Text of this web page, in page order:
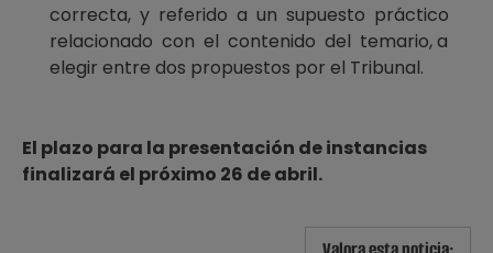
correcta, y referido a un supuesto práctico
relacionado con el contenido del temario, a
elegir entre dos propuestos por el Tribunal.
El plazo para la presentación de instancias
finalizará el próximo 26 de abril.